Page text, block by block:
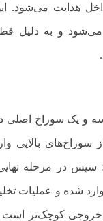
هدایت می‌شود.
و به دلیل
و یک سوراخ اصلی
سوراخ‌های بالایی
سپس در مرحله
شده و عملیات
خروجی کوچک‌تر است